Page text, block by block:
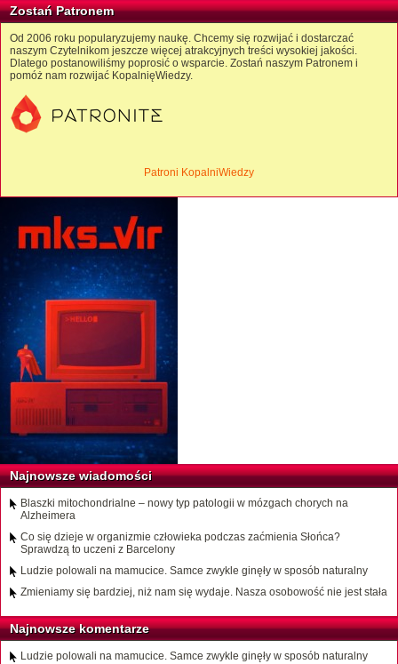
Zostań Patronem
Od 2006 roku popularyzujemy naukę. Chcemy się rozwijać i dostarczać
naszym Czytelnikom jeszcze więcej atrakcyjnych treści wysokiej jakości.
Dlatego postanowiliśmy poprosić o wsparcie. Zostań naszym Patronem i
pomóż nam rozwijać KopalnięWiedzy.
Patroni KopalniWiedzy
Najnowsze wiadomości
Blaszki mitochondrialne – nowy typ patologii w mózgach chorych na
Alzheimera
Co się dzieje w organizmie człowieka podczas zaćmienia Słońca?
Sprawdzą to uczeni z Barcelony
Ludzie polowali na mamucice. Samce zwykle ginęły w sposób naturalny
Zmieniamy się bardziej, niż nam się wydaje. Nasza osobowość nie jest stała
Najnowsze komentarze
Ludzie polowali na mamucice. Samce zwykle ginęły w sposób naturalny